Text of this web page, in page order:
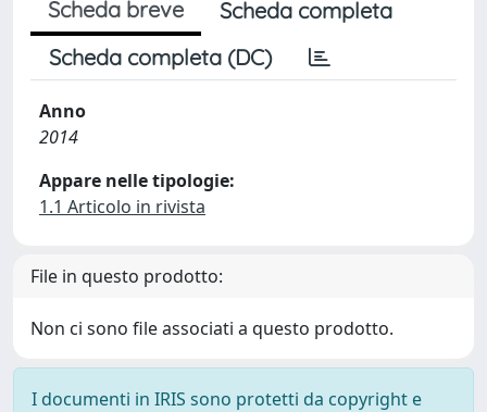
Scheda breve
Scheda completa
Scheda completa (DC)
Anno
2014
Appare nelle tipologie:
1.1 Articolo in rivista
File in questo prodotto:
Non ci sono file associati a questo prodotto.
I documenti in IRIS sono protetti da copyright e